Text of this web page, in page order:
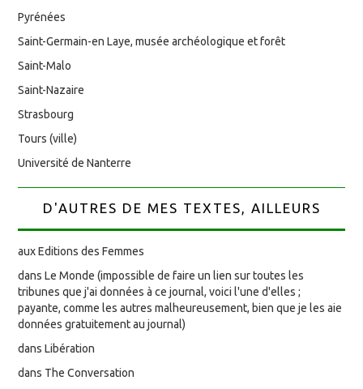
Pyrénées
Saint-Germain-en Laye, musée archéologique et forêt
Saint-Malo
Saint-Nazaire
Strasbourg
Tours (ville)
Université de Nanterre
D'AUTRES DE MES TEXTES, AILLEURS
aux Editions des Femmes
dans Le Monde (impossible de faire un lien sur toutes les
tribunes que j'ai données à ce journal, voici l'une d'elles ;
payante, comme les autres malheureusement, bien que je les aie
données gratuitement au journal)
dans Libération
dans The Conversation